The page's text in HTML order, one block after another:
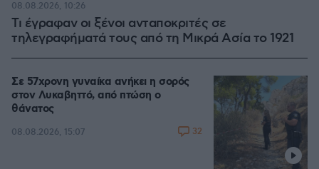
Τι έγραφαν οι ξένοι ανταποκριτές σε
τηλεγραφήματά τους από τη Μικρά Ασία το 1921
08.08.2026, 10:26
Σε 57χρονη γυναίκα ανήκει η σορός
στον Λυκαβηττό, από πτώση ο
θάνατος
08.08.2026, 15:07 32